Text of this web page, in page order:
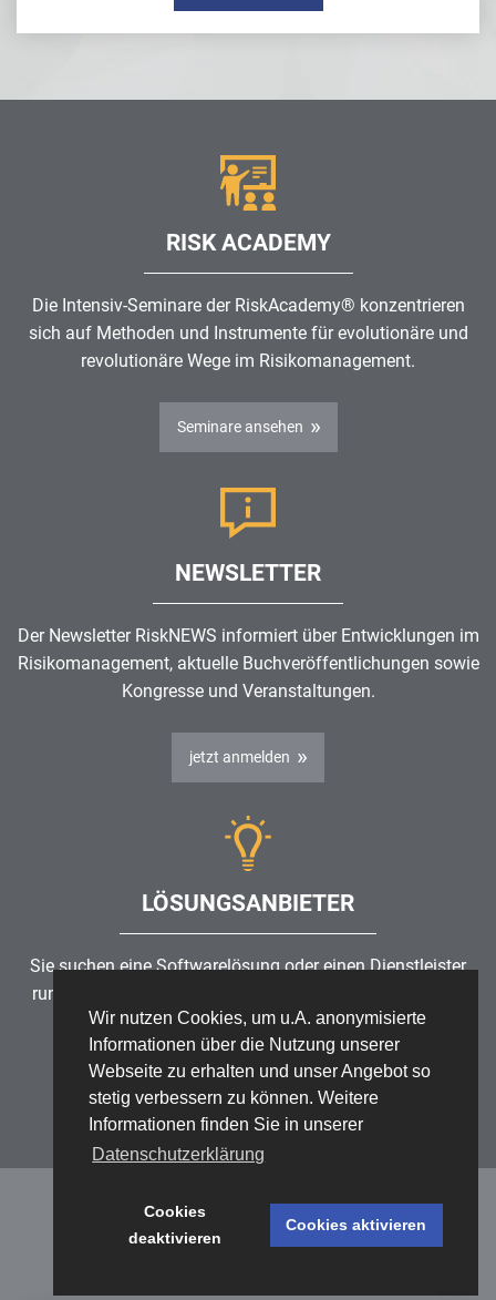
Wir nutzen Cookies, um u.A. anonymisierte
Informationen über die Nutzung unserer
Webseite zu erhalten und unser Angebot so
stetig verbessern zu können. Weitere
Informationen finden Sie in unserer
Datenschutzerklärung
Cookies
deaktivieren
Cookies aktivieren
RISK ACADEMY
Die Intensiv-Seminare der RiskAcademy® konzentrieren
sich auf Methoden und Instrumente für evolutionäre und
revolutionäre Wege im Risikomanagement.
Seminare ansehen
NEWSLETTER
Der Newsletter RiskNEWS informiert über Entwicklungen im
Risikomanagement, aktuelle Buchveröffentlichungen sowie
Kongresse und Veranstaltungen.
jetzt anmelden
LÖSUNGSANBIETER
Sie suchen eine Softwarelösung oder einen Dienstleister
rund um die Themen
ISMS?
Partner finden
Datenschutz/ Impressum/Sitemap